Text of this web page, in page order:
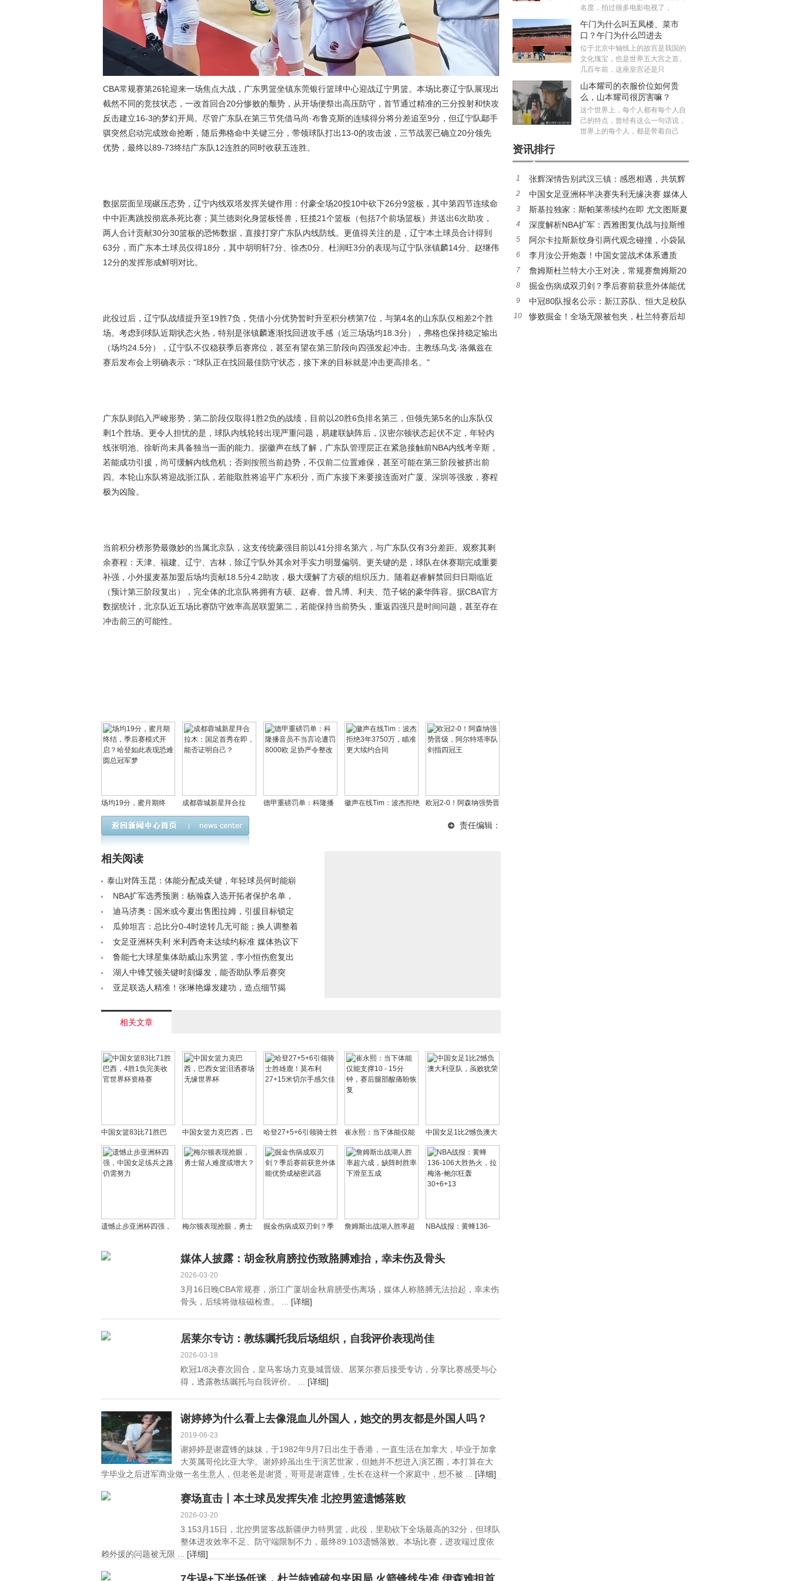
CBA常规赛第26轮迎来一场焦点大战，广东男篮坐镇东莞银行篮球中心迎战辽宁男篮。本场比赛辽宁队展现出
截然不同的竞技状态，一改首回合20分惨败的颓势，从开场便祭出高压防守，首节通过精准的三分投射和快攻
反击建立16-3的梦幻开局。尽管广东队在第三节凭借马尚·布鲁克斯的连续得分将分差追至9分，但辽宁队鄢手
骐突然启动完成致命抢断，随后弗格命中关键三分，带领球队打出13-0的攻击波，三节战罢已确立20分领先
优势，最终以89-73终结广东队12连胜的同时收获五连胜。
数据层面呈现碾压态势，辽宁内线双塔发挥关键作用：付豪全场20投10中砍下26分9篮板，其中第四节连续命
中中距离跳投彻底杀死比赛；莫兰德则化身篮板怪兽，狂揽21个篮板（包括7个前场篮板）并送出6次助攻，
两人合计贡献30分30篮板的恐怖数据，直接打穿广东队内线防线。更值得关注的是，辽宁本土球员合计得到
63分，而广东本土球员仅得18分，其中胡明轩7分、徐杰0分、杜润旺3分的表现与辽宁队张镇麟14分、赵继伟
12分的发挥形成鲜明对比。
此役过后，辽宁队战绩提升至19胜7负，凭借小分优势暂时升至积分榜第7位，与第4名的山东队仅相差2个胜
场。考虑到球队近期状态火热，特别是张镇麟逐渐找回进攻手感（近三场场均18.3分），弗格也保持稳定输出
（场均24.5分），辽宁队不仅稳获季后赛席位，甚至有望在第三阶段向四强发起冲击。主教练乌戈·洛佩兹在
赛后发布会上明确表示："球队正在找回最佳防守状态，接下来的目标就是冲击更高排名。"
广东队则陷入严峻形势，第二阶段仅取得1胜2负的战绩，目前以20胜6负排名第三，但领先第5名的山东队仅
剩1个胜场。更令人担忧的是，球队内线轮转出现严重问题，易建联缺阵后，汉密尔顿状态起伏不定，年轻内
线张明池、徐昕尚未具备独当一面的能力。据徽声在线了解，广东队管理层正在紧急接触前NBA内线考辛斯，
若能成功引援，尚可缓解内线危机；否则按照当前趋势，不仅前二位置难保，甚至可能在第三阶段被挤出前
四。本轮山东队将迎战浙江队，若能取胜将追平广东积分，而广东接下来要接连面对广厦、深圳等强敌，赛程
极为凶险。
当前积分榜形势最微妙的当属北京队，这支传统豪强目前以41分排名第六，与广东队仅有3分差距。观察其剩
余赛程：天津、福建、辽宁、吉林，除辽宁队外其余对手实力明显偏弱。更关键的是，球队在休赛期完成重要
补强，小外援麦基加盟后场均贡献18.5分4.2助攻，极大缓解了方硕的组织压力。随着赵睿解禁回归日期临近
（预计第三阶段复出），完全体的北京队将拥有方硕、赵睿、曾凡博、利夫、范子铭的豪华阵容。据CBA官方
数据统计，北京队近五场比赛防守效率高居联盟第二，若能保持当前势头，重返四强只是时间问题，甚至存在
冲击前三的可能性。
场均19分，蜜月期终
结，季后赛模式开启？
哈登如此表现恐难圆总
成都蓉城新星拜合拉
木：国足首秀在即，能
德甲重磅罚单：科隆播
徽声在线Tim：波杰拒绝
欧冠2-0！阿森纳强势晋
责任编辑：
相关阅读
泰山对阵玉昆：体能分配成关键，年轻球员何时能崭
露头角？< /a>
NBA扩军选秀预测：杨瀚森入选开拓者保护名单，
30队策略全解析< /a>
迪马济奥：国米或今夏出售图拉姆，引援目标锁定
帕莱斯特拉< /a>
瓜帅坦言：总比分0-4时逆转几无可能；换人调整着
眼英联杯决赛< /a>
女足亚洲杯失利 米利西奇未达续约标准 媒体热议下
课与未来方案< /a>
鲁能七大球星集体助威山东男篮，李小恒伤愈复出
倒计时引期待< /a>
湖人中锋艾顿关键时刻爆发，能否助队季后赛突
破？< /a>
亚足联选人精准！张琳艳爆发建功，造点细节揭
相关文章
中国女篮83比71胜巴
西，4胜1负完美收官世
界杯资格赛
中国女篮力克巴西，巴
西女篮泪洒赛场无缘世
界杯
哈登27+5+6引领骑士胜
雄鹿！莫布利27+15米
切尔手感欠佳
崔永熙：当下体能仅能
支撑10 - 15分钟，赛后
腿部酸痛盼恢复
中国女足1比2憾负澳大
利亚队，虽败犹荣
遗憾止步亚洲杯四强，
努力
梅尔顿表现抢眼，勇士
掘金伤病成双刃剑？季
成秘密武器
詹姆斯出战湖人胜率超
至五成
NBA战报：黄蜂136-
鲍尔狂轰30+6+13
媒体人披露：胡金秋肩膀拉伤致胳膊难抬，幸未伤及骨头
2026-03-20
3月16日晚CBA常规赛，浙江广厦胡金秋肩膀受伤离场，媒体人称胳膊无法抬起，幸未伤
骨头，后续将做核磁检查。 ... [详细]
居莱尔专访：教练嘱托我后场组织，自我评价表现尚佳
2026-03-18
欧冠1/8决赛次回合，皇马客场力克曼城晋级。居莱尔赛后接受专访，分享比赛感受与心
得，透露教练嘱托与自我评价。 ... [详细]
谢婷婷为什么看上去像混血儿外国人，她交的男友都是外国人吗？
2019-06-23
谢婷婷是谢霆锋的妹妹，于1982年9月7日出生于香港，一直生活在加拿大，毕业于加拿
大英属哥伦比亚大学。谢婷婷虽出生于演艺世家，但她并不想进入演艺圈，本打算在大
学毕业之后进军商业做一名生意人，但老爸是谢贤，哥哥是谢霆锋，生长在这样一个家庭中，想不被 ... [详细]
赛场直击丨本土球员发挥失准 北控男篮遗憾落败
2026-03-20
3.153月15日，北控男篮客战新疆伊力特男篮，此役，里勒砍下全场最高的32分，但球队
整体进攻效率不足、防守端限制不力，最终89:103遗憾落败。本场比赛，进攻端过度依
赖外援的问题被无限 ... [详细]
7失误+下半场低迷，杜兰特难破包夹困局 火箭锋线失准 伊森难担首
名度，拍过很多电影电视了，
午门为什么叫五凤楼、菜市
口？午门为什么凹进去
位于北京中轴线上的故宫是我国的
文化瑰宝，也是世界五大宫之首。
几百年前，这座皇宫还是只
山本耀司的衣服价位如何贵
么，山本耀司很厉害嘛？
这个世界上，每个人都有每个人自
己的特点，曾经有这么一句话说，
世界上的每个人，都是带着自己
资讯排行
1
张辉深情告别武汉三镇：感恩相遇，共筑辉
煌旅程
2
中国女足亚洲杯半决赛失利无缘决赛 媒体人
热议米利西奇去留
3
斯基拉独家：斯帕莱蒂续约在即 尤文图斯夏
窗五线补强剑指欧冠
4
深度解析NBA扩军：西雅图复仇战与拉斯维
加斯新王朝的资本博弈
5
阿尔卡拉斯新纹身引两代观念碰撞，小袋鼠
成荣耀新印记
6
李月汝公开炮轰！中国女篮战术体系遭质
疑，宫鲁鸣面临下课危机
7
詹姆斯杜兰特大小王对决，常规赛詹姆斯20
胜11负，季后赛谁更胜一筹？
8
掘金伤病成双刃剑？季后赛前获意外体能优
势成秘密武器
9
中冠80队报名公示：新江苏队、恒大足校队
等在列，安徽一队候补
10
惨败掘金！全场无限被包夹，杜兰特赛后却